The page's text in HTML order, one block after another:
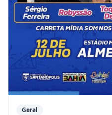
Geral